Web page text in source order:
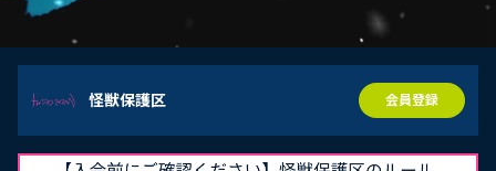
怪獣保護区 会員登録